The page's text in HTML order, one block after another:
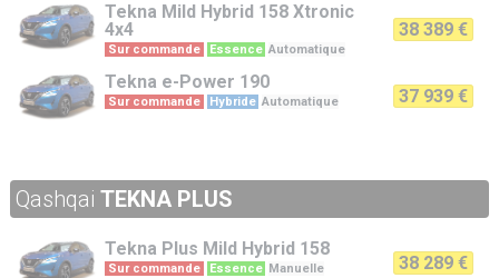
Tekna Mild Hybrid 158 Xtronic
4x4
Sur commande Essence Automatique
38 389 €
Tekna e-Power 190
Sur commande Hybride Automatique 37 939 €
Qashqai TEKNA PLUS
Tekna Plus Mild Hybrid 158
Sur commande Essence Manuelle 38 289 €